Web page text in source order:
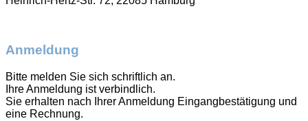
Anmeldung
Bitte melden Sie sich schriftlich an.
Ihre Anmeldung ist verbindlich.
Sie erhalten nach Ihrer Anmeldung Eingangbestätigung und
eine Rechnung.